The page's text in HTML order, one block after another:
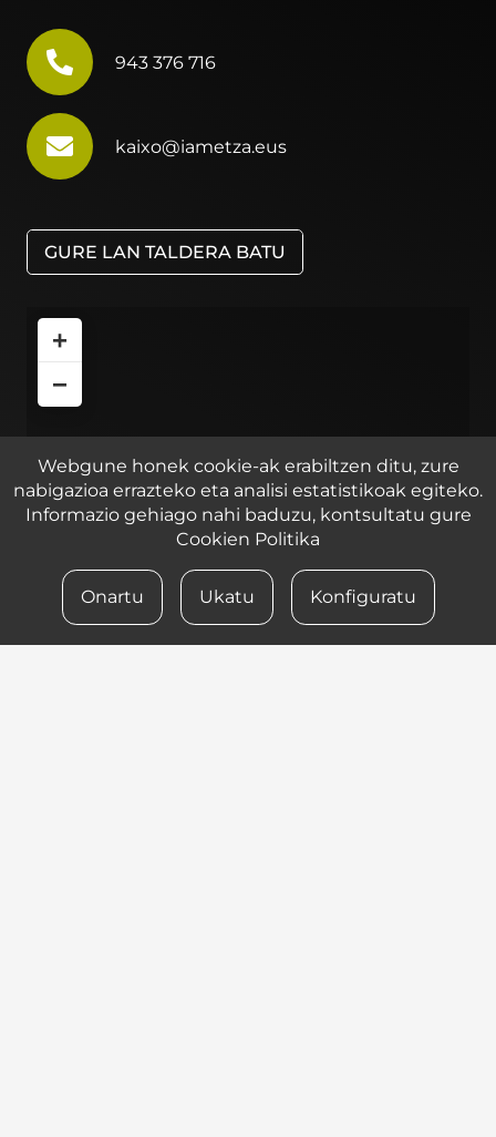
943 376 716
kaixo@iametza.eus
GURE LAN TALDERA BATU
+
−
Webgune honek cookie-ak erabiltzen ditu, zure
nabigazioa errazteko eta analisi estatistikoak egiteko.
Informazio gehiago nahi baduzu, kontsultatu gure
Cookien Politika
Onartu Ukatu Konfiguratu